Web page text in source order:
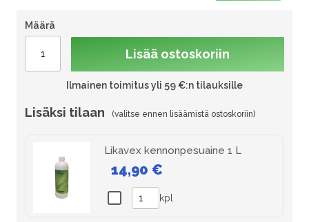
Määrä
Lisää ostoskoriin
Ilmainen toimitus yli 59 €:n tilauksille
Lisäksi tilaan
Likavex kennonpesuaine 1 L
14,90 €
kpl